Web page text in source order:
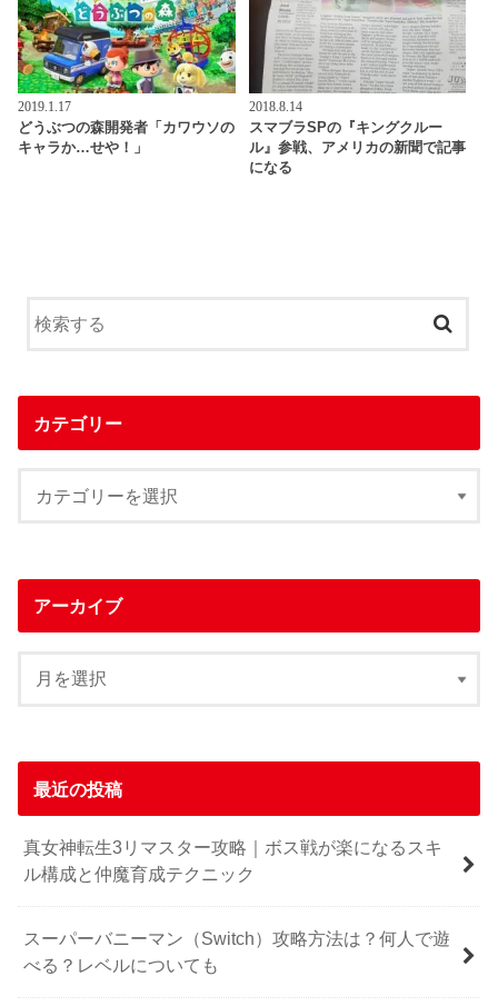
2019.1.17
どうぶつの森開発者「カワウソの
キャラか…せや！」
2018.8.14
スマブラSPの『キングクルー
ル』参戦、アメリカの新聞で記事
になる
カテゴリー
アーカイブ
最近の投稿
真女神転生3リマスター攻略｜ボス戦が楽になるスキ
ル構成と仲魔育成テクニック
スーパーバニーマン（Switch）攻略方法は？何人で遊
べる？レベルについても